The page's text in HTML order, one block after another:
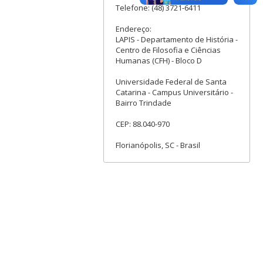
Telefone: (48) 3721-6411
Endereço:
LAPIS - Departamento de História -
Centro de Filosofia e Ciências
Humanas (CFH) - Bloco D
Universidade Federal de Santa
Catarina - Campus Universitário -
Bairro Trindade
CEP: 88.040-970
Florianópolis, SC - Brasil